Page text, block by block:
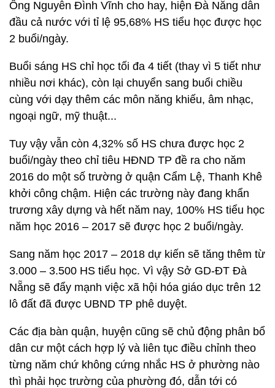
Ông Nguyễn Đình Vĩnh cho hay, hiện Đà Nẵng dẫn
đầu cả nước với tỉ lệ 95,68% HS tiểu học được học
2 buổi/ngày.
Buổi sáng HS chỉ học tối đa 4 tiết (thay vì 5 tiết như
nhiều nơi khác), còn lại chuyển sang buổi chiều
cùng với dạy thêm các môn năng khiếu, âm nhạc,
ngoại ngữ, mỹ thuật...
Tuy vậy vẫn còn 4,32% số HS chưa được học 2
buổi/ngày theo chỉ tiêu HĐND TP đề ra cho năm
2016 do một số trường ở quận Cẩm Lệ, Thanh Khê
khởi công chậm. Hiện các trường này đang khẩn
trương xây dựng và hết năm nay, 100% HS tiểu học
năm học 2016 – 2017 sẽ được học 2 buổi/ngày.
Sang năm học 2017 – 2018 dự kiến sẽ tăng thêm từ
3.000 – 3.500 HS tiểu học. Vì vậy Sở GD-ĐT Đà
Nẵng sẽ đẩy mạnh việc xã hội hóa giáo dục trên 12
lô đất đã được UBND TP phê duyệt.
Các địa bàn quận, huyện cũng sẽ chủ động phân bổ
dân cư một cách hợp lý và liên tục điều chỉnh theo
từng năm chứ không cứng nhắc HS ở phường nào
thì phải học trường của phường đó, dẫn tới có